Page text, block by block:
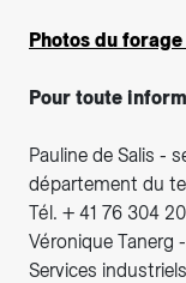
Photos du
Pour toute
Pauline de Salis -
département du
Tél. + 41 76 304
Véronique Tanerg
Services